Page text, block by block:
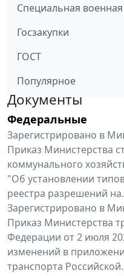
Специальная
Госзакупки
ГОСТ
Популярное
Документы
Федеральные
Зарегистрировано в
Приказ Министерства
коммунального
"Об установлении
реестра разрешений
Зарегистрировано в
Приказ Министерства
Федерации от 2 июля
изменений в
транспорта